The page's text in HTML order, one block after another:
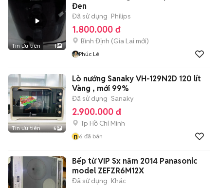
Tin ưu tiên 1
Đen
Đã sử dụng Philips
1.800.000 đ
Bình Định (Gia Lai mới)
Phúc Lê
Tin ưu tiên 5
Lò nướng Sanaky VH-129N2D 120 lít
Vàng , mới 99%
Đã sử dụng Sanaky
2.900.000 đ
Tp Hồ Chí Minh
n6 đã bán
Bếp từ VIP Sx năm 2014 Panasonic
model ZEFZR6M12X
Đã sử dụng Khác